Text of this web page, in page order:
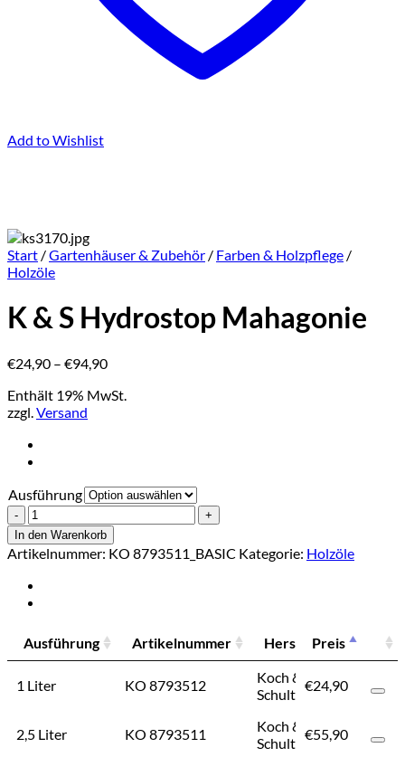
Add to Wishlist
Start /Gartenhäuser & Zubehör / Farben & Holzpflege /
Holzöle
K & S Hydrostop Mahagonie
€24,90 – €94,90Preisspanne:
bis
Enthält 19% MwSt.
zzgl.Versand
Ausführung
K
&
S
Hydrostop
Mahagonie
Menge
In den Warenkorb
Artikelnummer: KO 8793511_BASIC Kategorie: Holzöle
Ausführung Artikelnummer Hersteller
Preis
Hersteller
1 Liter
KO 8793512
Koch &
Schulte
24,90
2,5 Liter KO 8793511
Koch &
Schulte
55,90
Preis
€24,90
€55,90